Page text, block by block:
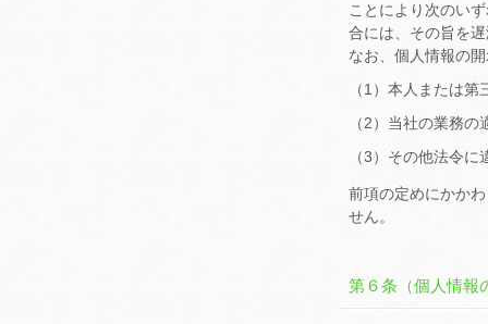
ことにより次のい
合には、その旨を
なお、個人情報の
（1）本人または
（2）当社の業務
（3）その他法令
前項の定めにかか
せん。
第６条（個人情報